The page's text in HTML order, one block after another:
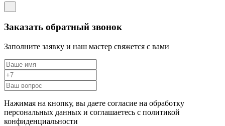
Заказать обратный звонок
Заполните заявку и наш мастер свяжется с вами
Нажимая на кнопку, вы даете согласие на обработку
персональных данных и соглашаетесь c политикой
конфиденциальности